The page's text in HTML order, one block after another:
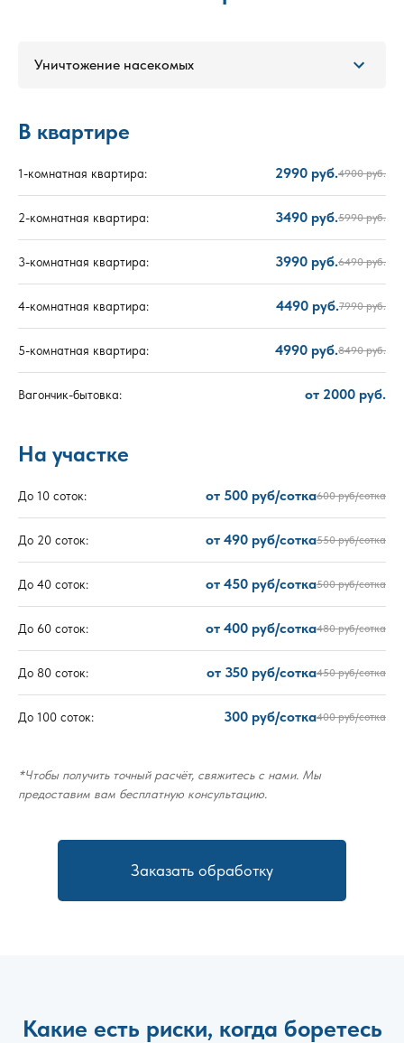
Уничтожение насекомых
В квартире
1-комнатная квартира: 2990 руб.4900 руб.
2-комнатная квартира: 3490 руб.5990 руб.
3-комнатная квартира: 3990 руб.6490 руб.
4-комнатная квартира: 4490 руб.7990 руб.
5-комнатная квартира: 4990 руб.8490 руб.
Вагончик-бытовка: от 2000 руб.
На участке
До 10 соток: от 500 руб/сотка600 руб/сотка
До 20 соток: от 490 руб/сотка550 руб/сотка
До 40 соток: от 450 руб/сотка500 руб/сотка
До 60 соток: от 400 руб/сотка480 руб/сотка
До 80 соток: от 350 руб/сотка450 руб/сотка
До 100 соток: 300 руб/сотка400 руб/сотка
*Чтобы получить точный расчёт, свяжитесь с нами. Мы
предоставим вам бесплатную консультацию.
Заказать обработку
Какие есть риски, когда боретесь